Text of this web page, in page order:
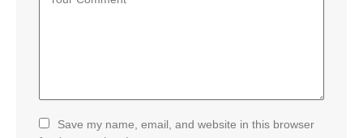
Save my name, email, and website in this browser